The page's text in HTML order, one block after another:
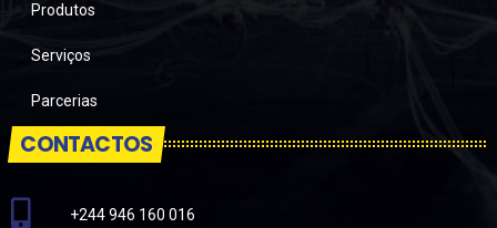
Produtos
Serviços
Parcerias
CONTACTOS
+244 946 160 016